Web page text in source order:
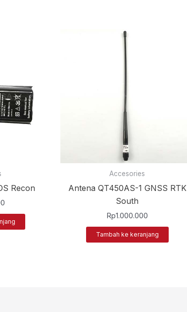
Recon
Accesories
Antena QT450AS-1 GNSS RTK
South
Rp1.000.000
Tambah ke keranjang